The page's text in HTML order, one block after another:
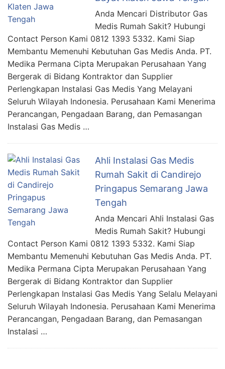
Anda Mencari Distributor Gas
Medis Rumah Sakit? Hubungi
Contact Person Kami 0812 1393 5332. Kami Siap
Membantu Memenuhi Kebutuhan Gas Medis Anda. PT.
Medika Permana Cipta Merupakan Perusahaan Yang
Bergerak di Bidang Kontraktor dan Supplier
Perlengkapan Instalasi Gas Medis Yang Melayani
Seluruh Wilayah Indonesia. Perusahaan Kami Menerima
Perancangan, Pengadaan Barang, dan Pemasangan
Instalasi Gas Medis …
Ahli Instalasi Gas Medis
Rumah Sakit di Candirejo
Pringapus Semarang Jawa
Tengah
Anda Mencari Ahli Instalasi Gas
Medis Rumah Sakit? Hubungi
Contact Person Kami 0812 1393 5332. Kami Siap
Membantu Memenuhi Kebutuhan Gas Medis Anda. PT.
Medika Permana Cipta Merupakan Perusahaan Yang
Bergerak di Bidang Kontraktor dan Supplier
Perlengkapan Instalasi Gas Medis Yang Selalu Melayani
Seluruh Wilayah Indonesia. Perusahaan Kami Menerima
Perancangan, Pengadaan Barang, dan Pemasangan
Instalasi …